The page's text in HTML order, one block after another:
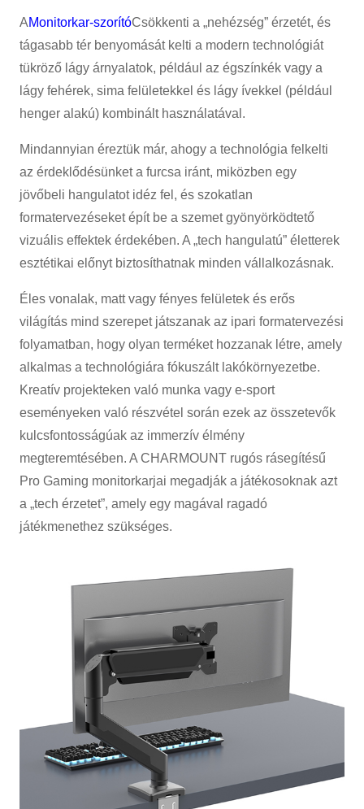
AMonitorkar-szorítóCsökkenti a „nehézség” érzetét, és
tágasabb tér benyomását kelti a modern technológiát
tükröző lágy árnyalatok, például az égszínkék vagy a
lágy fehérek, sima felületekkel és lágy ívekkel (például
henger alakú) kombinált használatával.
Mindannyian éreztük már, ahogy a technológia felkelti
az érdeklődésünket a furcsa iránt, miközben egy
jövőbeli hangulatot idéz fel, és szokatlan
formatervezéseket épít be a szemet gyönyörködtető
vizuális effektek érdekében. A „tech hangulatú” életterek
esztétikai előnyt biztosíthatnak minden vállalkozásnak.
Éles vonalak, matt vagy fényes felületek és erős
világítás mind szerepet játszanak az ipari formatervezési
folyamatban, hogy olyan terméket hozzanak létre, amely
alkalmas a technológiára fókuszált lakókörnyezetbe.
Kreatív projekteken való munka vagy e-sport
eseményeken való részvétel során ezek az összetevők
kulcsfontosságúak az immerzív élmény
megteremtésében. A CHARMOUNT rugós rásegítésű
Pro Gaming monitorkarjai megadják a játékosoknak azt
a „tech érzetet”, amely egy magával ragadó
játékmenethez szükséges.
KÉRÉS BENYÚJTÁSA